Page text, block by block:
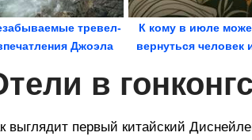
тревел-
Джоэла
К кому в июле
вернуться человек
в
выглядит первый китайский